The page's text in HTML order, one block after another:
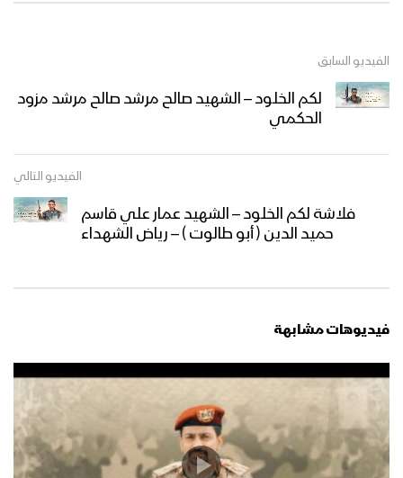
الفيديو السابق
لكم الخلود – الشهيد صالح مرشد صالح مرشد مزود
الحكمي
الفيديو التالي
فلاشة لكم الخلود – الشهيد عمار علي قاسم
حميد الدين ( أبو طالوت ) – رياض الشهداء
فيديوهات مشابهة